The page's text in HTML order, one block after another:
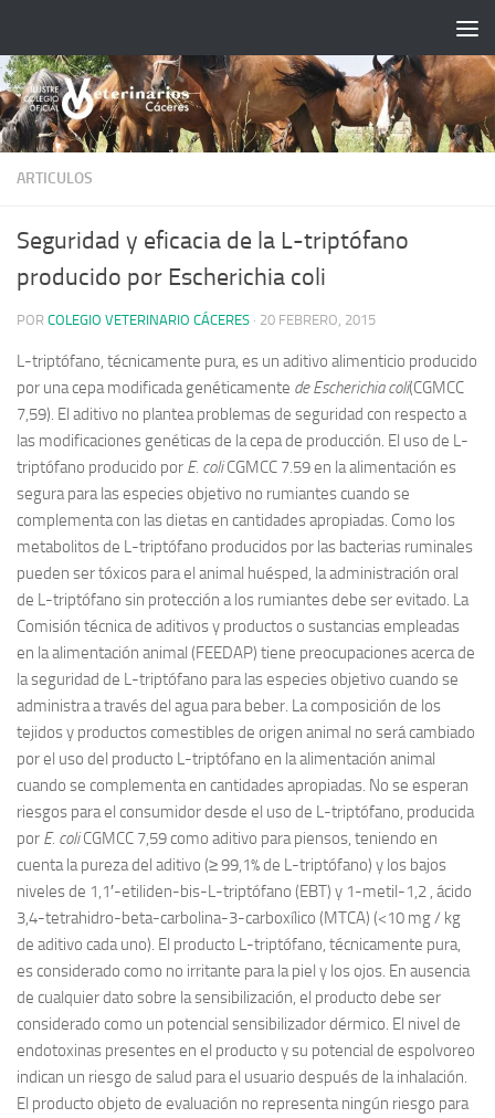
ARTICULOS
Seguridad y eficacia de la L-triptófano
producido por Escherichia coli
POR COLEGIO VETERINARIO CÁCERES · 20 FEBRERO, 2015
L-triptófano, técnicamente pura, es un aditivo alimenticio producido
por una cepa modificada genéticamente de Escherichia coli(CGMCC
7,59). El aditivo no plantea problemas de seguridad con respecto a
las modificaciones genéticas de la cepa de producción. El uso de L-
triptófano producido por E. coliCGMCC 7.59 en la alimentación es
segura para las especies objetivo no rumiantes cuando se
complementa con las dietas en cantidades apropiadas. Como los
metabolitos de L-triptófano producidos por las bacterias ruminales
pueden ser tóxicos para el animal huésped, la administración oral
de L-triptófano sin protección a los rumiantes debe ser evitado. La
Comisión técnica de aditivos y productos o sustancias empleadas
en la alimentación animal (FEEDAP) tiene preocupaciones acerca de
la seguridad de L-triptófano para las especies objetivo cuando se
administra a través del agua para beber. La composición de los
tejidos y productos comestibles de origen animal no será cambiado
por el uso del producto L-triptófano en la alimentación animal
cuando se complementa en cantidades apropiadas. No se esperan
riesgos para el consumidor desde el uso de L-triptófano, producida
por E. coliCGMCC 7,59 como aditivo para piensos, teniendo en
cuenta la pureza del aditivo (≥ 99,1% de L-triptófano) y los bajos
niveles de 1,1′-etiliden-bis-L-triptófano (EBT) y 1-metil-1,2 , ácido
3,4-tetrahidro-beta-carbolina-3-carboxílico (MTCA) (<10 mg / kg
de aditivo cada uno). El producto L-triptófano, técnicamente pura,
es considerado como no irritante para la piel y los ojos. En ausencia
de cualquier dato sobre la sensibilización, el producto debe ser
considerado como un potencial sensibilizador dérmico. El nivel de
endotoxinas presentes en el producto y su potencial de espolvoreo
indican un riesgo de salud para el usuario después de la inhalación.
El producto objeto de evaluación no representa ningún riesgo para